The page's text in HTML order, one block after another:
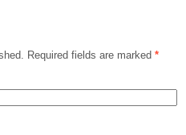
Required fields are marked *